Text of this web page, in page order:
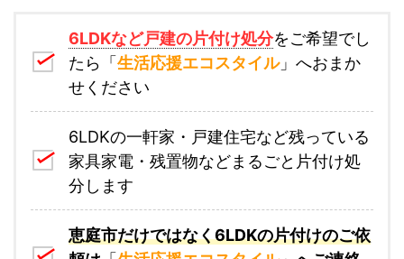
6LDKなど戸建の片付け処分をご希望でし
たら「生活応援エコスタイル」へおまか
せください
6LDKの一軒家・戸建住宅など残っている
家具家電・残置物などまるごと片付け処
分します
恵庭市だけではなく6LDKの片付けのご依